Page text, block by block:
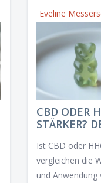
Eveline
CBD ODER
STÄRKER?
Ist CBD oder
vergleichen die
und Anwendung